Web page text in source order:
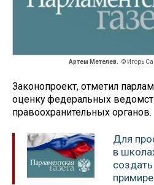
Артем Метелев. © Игорь
Законопроект, отметил
оценку федеральных
правоохранительных органов.
Для
в